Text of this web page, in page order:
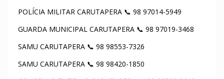
POLÍCIA MILITAR CARUTAPERA 📞 98 97014-5949
GUARDA MUNICIPAL CARUTAPERA 📞 98 97019-3468
SAMU CARUTAPERA 📞 98 98553-7326
SAMU CARUTAPERA 📞 98 98420-1850